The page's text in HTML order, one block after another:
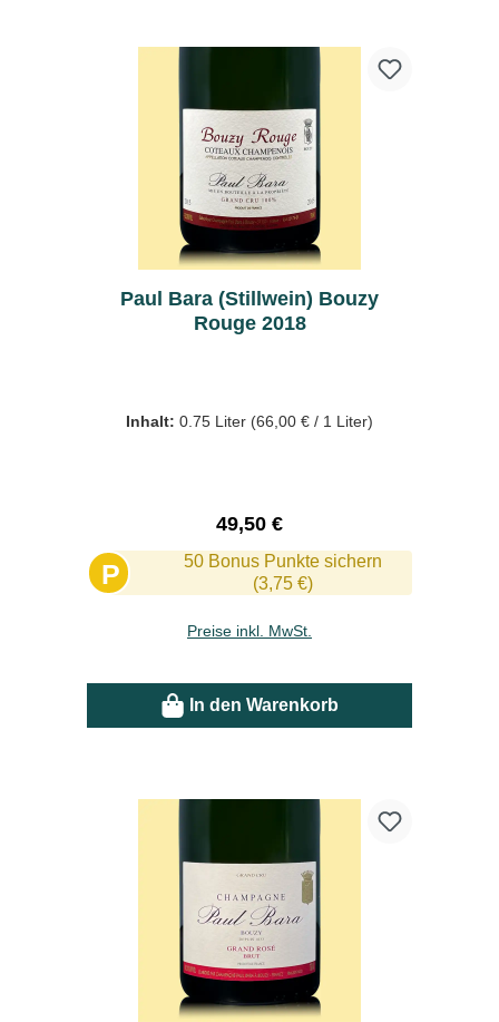
Paul Bara (Stillwein) Bouzy
Rouge 2018
Inhalt: 0.75 Liter (66,00 € / 1 Liter)
Regulärer Preis:
49,50 €
P
50 Bonus Punkte sichern
(3,75 €)
Preise inkl. MwSt.
In den Warenkorb